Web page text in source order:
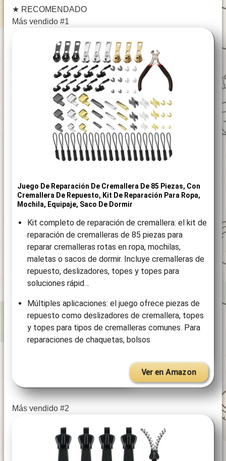
★ RECOMENDADO
Más vendido #1
Juego De Reparación De Cremallera De 85 Piezas, Con
Cremallera De Repuesto, Kit De Reparación Para Ropa,
Mochila, Equipaje, Saco De Dormir
Kit completo de reparación de cremallera: el kit de
reparación de cremalleras de 85 piezas para
reparar cremalleras rotas en ropa, mochilas,
maletas o sacos de dormir. Incluye cremalleras de
repuesto, deslizadores, topes y topes para
soluciones rápid…
Múltiples aplicaciones: el juego ofrece piezas de
repuesto como deslizadores de cremallera, topes
y topes para tipos de cremalleras comunes. Para
reparaciones de chaquetas, bolsos
Ver en Amazon
Más vendido #2